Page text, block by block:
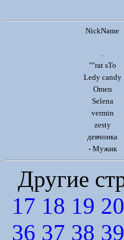
NickName
.
""rat sTo
Ledy candy
Omen
Selena
vermin
zesty
девчонка
- Мужик
Другие
17 18 19 20
36 37 38 39